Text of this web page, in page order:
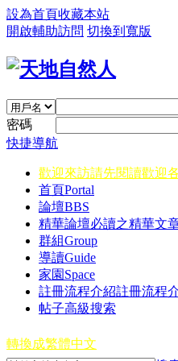
設為首頁收藏本站
開啟輔助訪問 切換到寬版
密碼
快捷導航
歡迎來訪請先閱讀歡迎
首頁Portal
論壇BBS
精華論壇必讀之精華文
群組Group
導讀Guide
家園 Space
註冊流程介紹註冊流程
帖子高級搜索
轉換成繁體中文